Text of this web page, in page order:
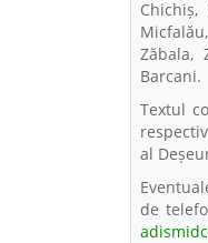
Zăbala,
Barcani.
Textul
al
de